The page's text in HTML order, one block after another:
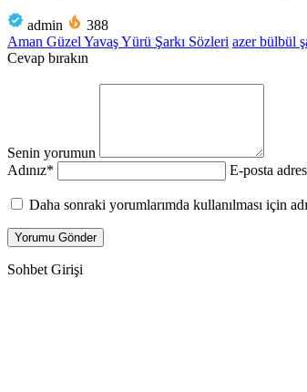
admin
388
Aman Güzel Yavaş Yürü Şarkı Sözleri azer bülbül
Cevap bırakın
Senin yorumun
Adınız* E-posta
Daha sonraki yorumlarımda kullanılması için
Sohbet Girişi